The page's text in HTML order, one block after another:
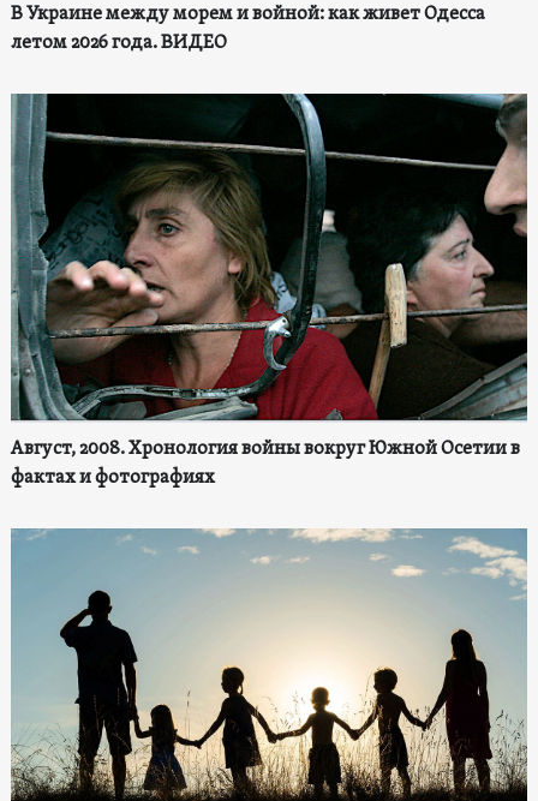
В Украине между морем и войной: как живет Одесса
летом 2026 года. ВИДЕО
Август, 2008. Хронология войны вокруг Южной Осетии в
фактах и фотографиях